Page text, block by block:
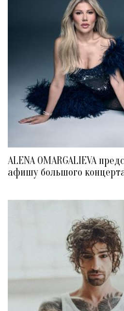
ALENA OMARGALIEVA
афишу большого